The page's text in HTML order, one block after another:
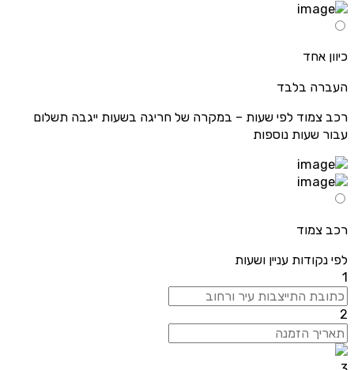
כיוון אחד
העברה בלבד
רכב צמוד לפי שעות – במקרה של חריגה בשעות ייגבה תשלום
עבור שעות נוספות
רכב צמוד
לפי נקודות עניין ושעות
1
2